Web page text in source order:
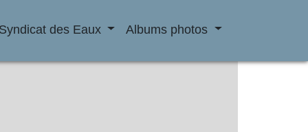
Syndicat des Eaux Albums photos